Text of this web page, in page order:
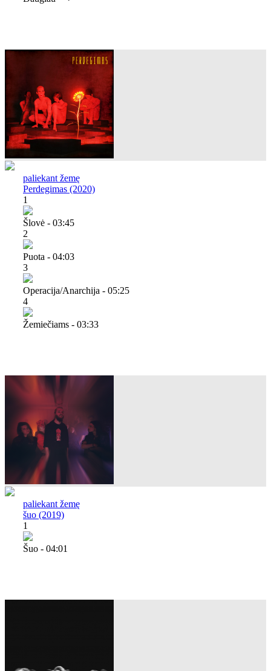
paliekant žemę
Perdegimas (2020)
1
Šlovė - 03:45
2
Puota - 04:03
3
Operacija/anarchija - 05:25
4
Žemiečiams - 03:33
paliekant žemę
šuo (2019)
1
Šuo - 04:01